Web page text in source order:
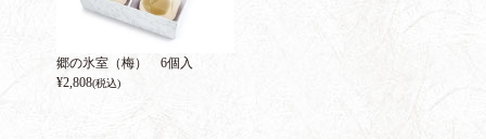
郷の氷室（梅） 6個入
¥2,808(税込)